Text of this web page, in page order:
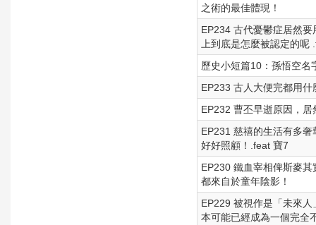
之術的最佳體現！
EP234 古代憂鬱症居然
上到底是怎麼被認定的呢
歷史小短篇10：孫悟空名
EP233 古人大便完都用
EP232 曹丕早逝原因，
EP231 慈禧的生活有多
好好照顧！.feat 寶7
EP230 鐵血宰相俾斯麥
都來自於童年陰影！
EP229 被視作是「未來
本可能已經成為一個完全